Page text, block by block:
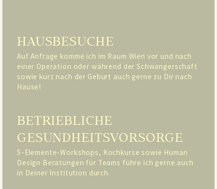
HAUSBESUCHE
Auf Anfrage komme ich im Raum Wien vor und nach
einer Operation oder während der Schwangerschaft
sowie kurz nach der Geburt auch gerne zu Dir nach
Hause!
BETRIEBLICHE
GESUNDHEITSVORSORGE
5-Elemente-Workshops, Kochkurse sowie Human
Design Beratungen für Teams führe ich gerne auch
in Deiner Institution durch.